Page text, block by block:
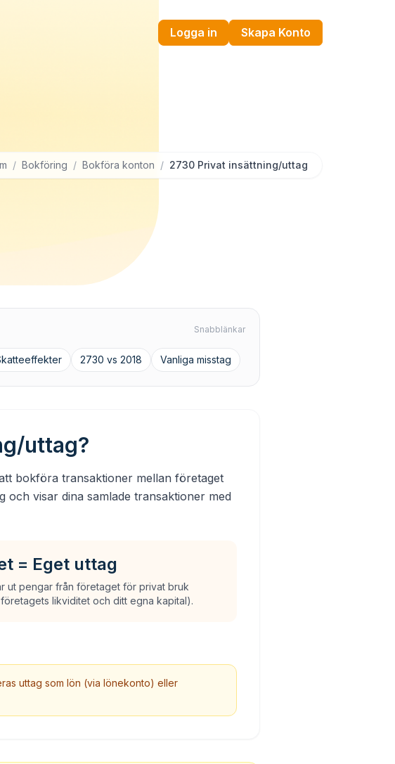
Logga in Skapa Konto
/ Bokföring / Bokföra konton / 2730 Privat insättning/uttag
Snabblänkar
2730 vs 2018 Vanliga misstag
uttag?
bokföra transaktioner mellan företaget
visar dina samlade transaktioner med
= Eget uttag
ut pengar från företaget för privat bruk
företagets likviditet och ditt egna kapital).
uttag som lön (via lönekonto) eller